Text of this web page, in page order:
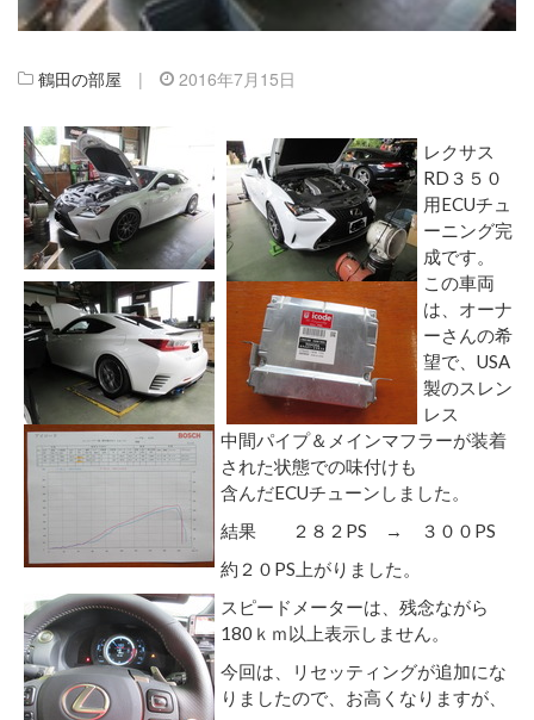
鶴田の部屋 | 2016年7月15日
レクサス
RD３５０
用ECUチュ
ーニング完
成です。
この車両
は、オーナ
ーさんの希
望で、USA
製のスレン
レス
中間パイプ＆メインマフラーが装着
された状態での味付けも
含んだECUチューンしました。
結果 ２８２PS → ３００PS
約２０PS上がりました。
スピードメーターは、残念ながら
180ｋｍ以上表示しません。
今回は、リセッティングが追加にな
りましたので、お高くなりますが、